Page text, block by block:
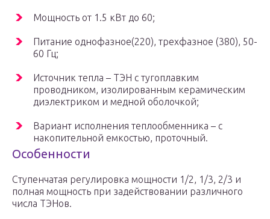
Мощность от 1.5 кВт до 60;
Питание однофазное(220), трехфазное (380), 50-
60 Гц;
Источник тепла – ТЭН с тугоплавким
проводником, изолированным керамическим
диэлектриком и медной оболочкой;
Вариант исполнения теплообменника – с
накопительной емкостью, проточный.
Особенности
Ступенчатая регулировка мощности 1/2, 1/3, 2/3 и
полная мощность при задействовании различного
числа ТЭНов.